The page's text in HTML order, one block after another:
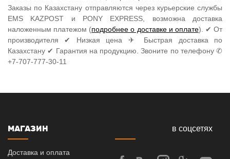
Заказы по Казахстану отправляются через курьерские службы
EMS KAZPOST и PONY EXPRESS, возможна доставка
наложенным платежом (подробнее о доставке и оплате). ✔ От
производителя ✔ Низкая цена ✈ Быстрая доставка по
Казахстану ✔ Гарантия на продукцию. Звоните по телефону ✆
+7-707-777-30-11
в соцсетях
МАГАЗИН
Доставка и оплата